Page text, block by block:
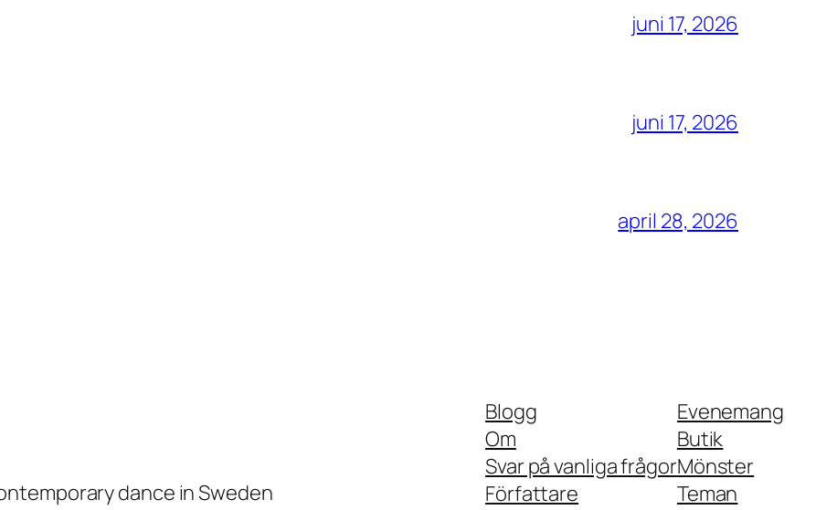
juni 17, 2026
juni 17, 2026
april 28, 2026
dance in Sweden
Blogg
Om
Svar på vanliga frågor
Författare
Evenemang
Butik
Mönster
Teman